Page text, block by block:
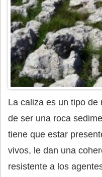
La caliza es un tipo de
de ser una roca
tiene que estar
vivos, le dan una
resistente a los